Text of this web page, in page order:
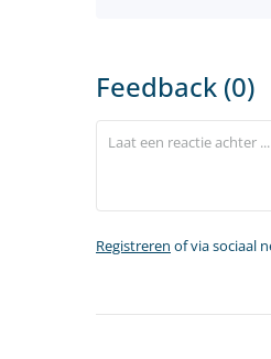
Feedback (0)
Registreren of via sociaal